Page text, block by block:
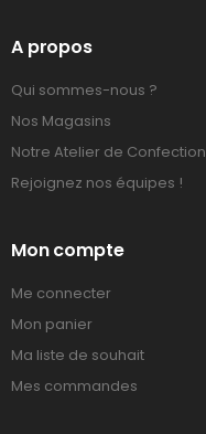
A propos
Qui sommes-nous ?
Nos Magasins
Notre Atelier de Confection
Rejoignez nos équipes !
Mon compte
Me connecter
Mon panier
Ma liste de souhait
Mes commandes